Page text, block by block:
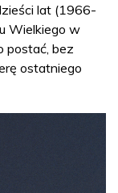
lat (1966-
Wielkiego w
postać, bez
ostatniego